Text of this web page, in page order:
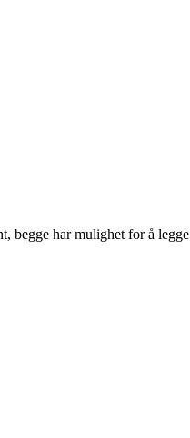
begge har mulighet for å